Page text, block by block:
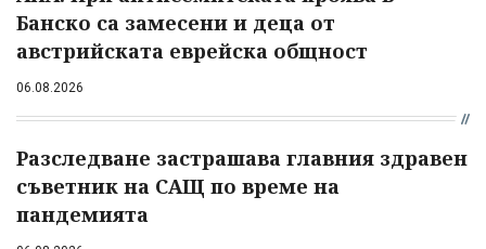
Банско са замесени и деца от
австрийската еврейска общност
06.08.2026
Разследване застрашава главния здравен
съветник на САЩ по време на
пандемията